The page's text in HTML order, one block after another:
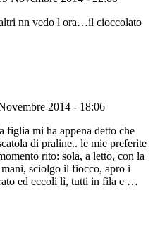
nn vedo l ora…il cioccolato
2014 - 18:06
mi ha appena detto che
di praline.. le mie preferite
rito: sola, a letto, con la
sciolgo il fiocco, apro i
ed eccoli lì, tutti in fila e …